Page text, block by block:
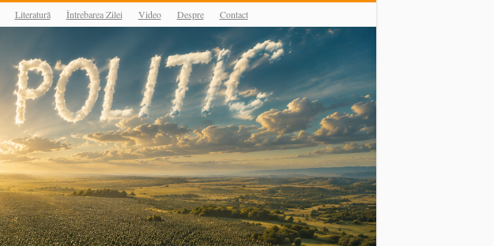
Literatură Întrebarea Zilei Video Despre Contact